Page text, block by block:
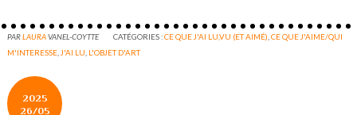
PARLAURAVANEL-COYTTE CATÉGORIES :CE QUE J'AI LU,VU (ET AIMÉ) ,CE QUE J'AIME/QUI
M'INTERESSE J'AI LU L'OBJET D'ART
2025
26/05